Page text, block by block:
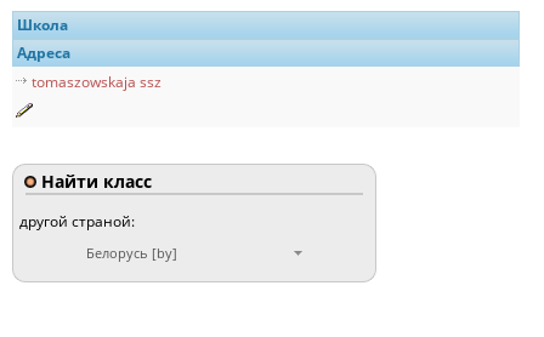
Школа
Адреса
tomaszowskaja ssz
Найти класс
другой страной:
Белорусь [by]